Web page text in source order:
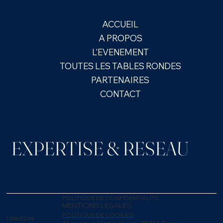
EXPERTISE & RESEAU
MENTIONS LEGALES
POLITIQUE DE CONFIDENTIALITE
POLITIQUE DE COOKIES
LINKEDIN
ACCUEIL
A PROPOS
L'EVENEMENT
TOUTES LES TABLES RONDES
PARTENAIRES
CONTACT